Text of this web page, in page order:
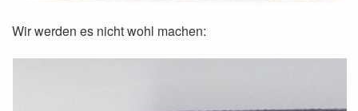
Wir werden es nicht wohl machen: